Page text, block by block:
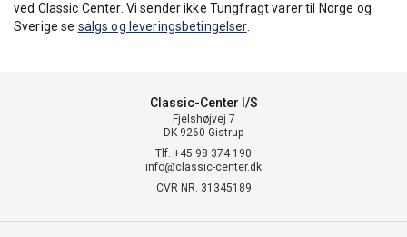
ved Classic Center. Vi sender ikke Tungfragt varer til Norge og
Sverige se salgs og leveringsbetingelser.
Classic-Center I/S
Fjelshøjvej 7
DK-9260 Gistrup
Tlf. +45 98 374 190
info@classic-center.dk
CVR NR. 31345189